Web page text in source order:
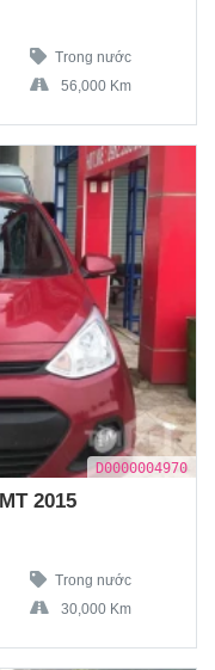
Trong nước
56,000 Km
D0000004970
2015
Trong nước
30,000 Km